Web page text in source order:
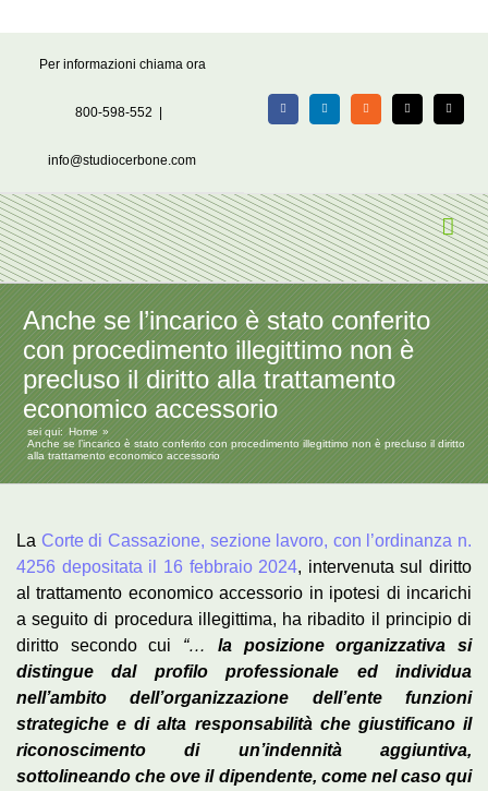
Per informazioni chiama ora
800-598-552
info@studiocerbone.com
FacebookLinkedIn Rss X Email
Anche se l’incarico è stato conferito
con procedimento illegittimo non è
precluso il diritto alla trattamento
economico accessorio
sei qui: Home
Anche se l’incarico è stato conferito con procedimento illegittimo non è precluso il diritto
alla trattamento economico accessorio
La Corte di Cassazione, sezione lavoro, con l’ordinanza n.
4256 depositata il 16 febbraio 2024, intervenuta sul diritto
al trattamento economico accessorio in ipotesi di incarichi
a seguito di procedura illegittima, ha ribadito il principio di
diritto secondo cui “… la posizione organizzativa si
distingue dal profilo professionale ed individua
nell’ambito dell’organizzazione dell’ente funzioni
strategiche e di alta responsabilità che giustificano il
riconoscimento di un’indennità aggiuntiva,
sottolineando che ove il dipendente, come nel caso qui